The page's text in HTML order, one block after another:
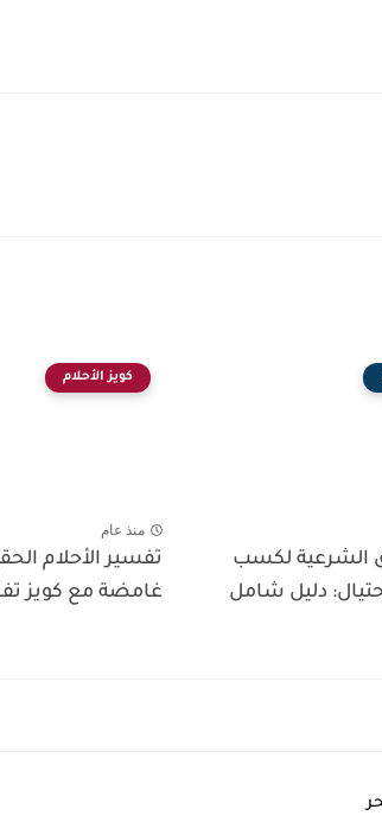
الشرعية لكسب
دليل شامل
كويز الأحلام
منذ عام
غامضة مع كويز